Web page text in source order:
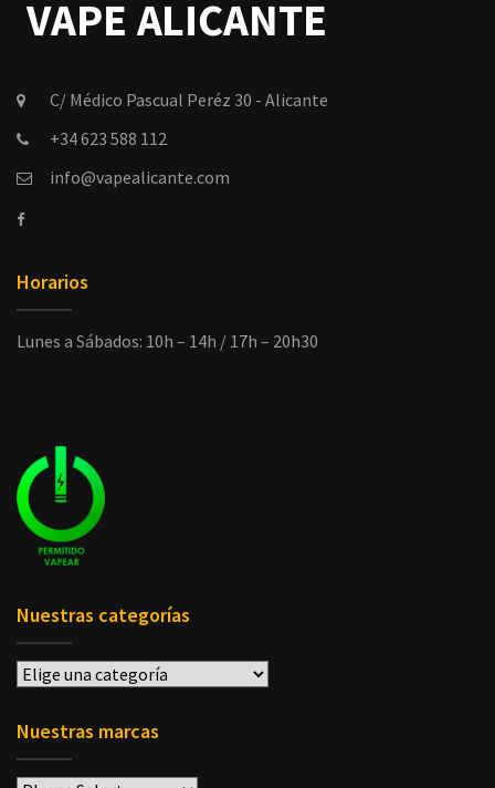
C/ Médico Pascual Peréz 30 - Alicante
+34 623 588 112
info@vapealicante.com
Horarios
Lunes a Sábados: 10h – 14h / 17h – 20h30
Nuestras categorías
Nuestras marcas